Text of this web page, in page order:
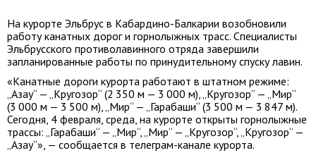
На курорте Эльбрус в Кабардино-Балкарии возобновили
работу канатных дорог и горнолыжных трасс. Специалисты
Эльбрусского противолавинного отряда завершили
запланированные работы по принудительному спуску лавин.
«Канатные дороги курорта работают в штатном режиме:
„Азау“ — „Кругозор“ (2 350 м — 3 000 м), „Кругозор“ — „Мир“
(3 000 м — 3 500 м), „Мир“ — „Гарабаши“ (3 500 м — 3 847 м).
Сегодня, 4 февраля, среда, на курорте открыты горнолыжные
трассы: „Гарабаши“ — „Мир“, „Мир“ — „Кругозор“, „Кругозор“ —
„Азау“», — сообщается в телеграм-канале курорта.